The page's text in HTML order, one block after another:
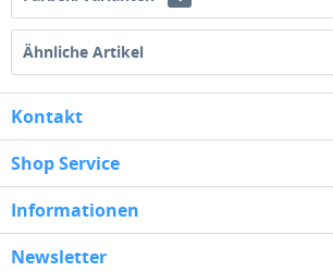
Ähnliche Artikel
Kontakt
Shop Service
Informationen
Newsletter